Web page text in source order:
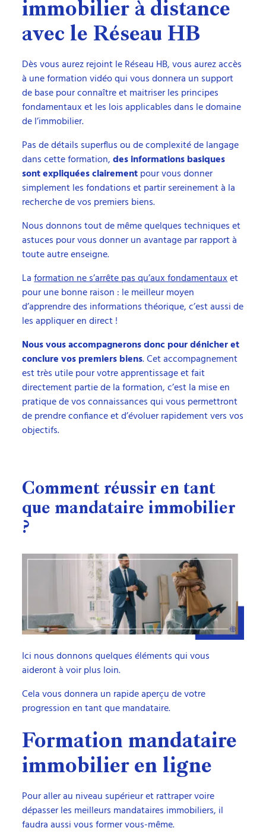
immobilier à distance
avec le Réseau HB
Dès vous aurez rejoint le Réseau HB, vous aurez accès
à une formation vidéo qui vous donnera un support
de base pour connaître et maitriser les principes
fondamentaux et les lois applicables dans le domaine
de l’immobilier.
Pas de détails superflus ou de complexité de langage
dans cette formation,des informations basiques
sont expliquées clairementpour vous donner
simplement les fondations et partir sereinement à la
recherche de vos premiers biens.
Nous donnons tout de même quelques techniques et
astuces pour vous donner un avantage par rapport à
toute autre enseigne.
Laformation ne s’arrête pas qu’aux fondamentauxet
pour une bonne raison : le meilleur moyen
d’apprendre des informations théorique, c’est aussi de
les appliquer en direct !
Nous vous accompagnerons donc pour dénicher et
conclure vos premiers biens. Cet accompagnement
est très utile pour votre apprentissage et fait
directement partie de la formation, c’est la mise en
pratique de vos connaissances qui vous permettront
de prendre confiance et d’évoluer rapidement vers vos
objectifs.
Comment réussir en tant
que mandataire immobilier
?
Ici nous donnons quelques éléments qui vous
aideront à voir plus loin.
Cela vous donnera un rapide aperçu de votre
progression en tant que mandataire.
Formation mandataire
immobilier en ligne
Pour aller au niveau supérieur et rattraper voire
dépasser les meilleurs mandataires immobiliers, il
faudra aussi vous former vous-même.